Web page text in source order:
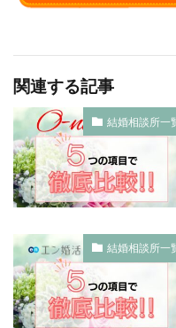
関連する記事
結婚相談所一
結婚相談所一